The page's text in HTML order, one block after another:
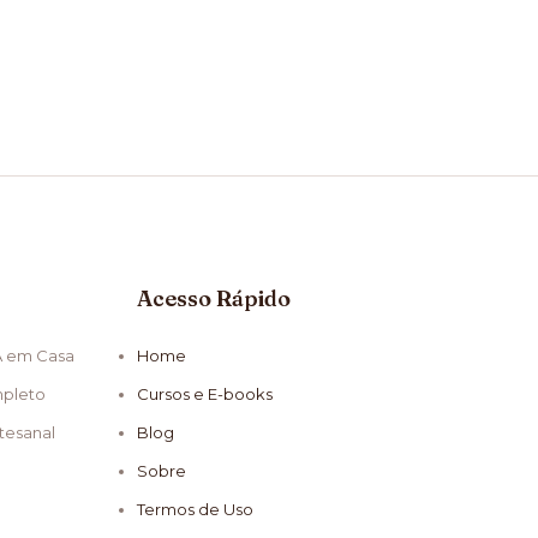
em Casa
Acesso Rápido
Home
Cursos e E-books
Blog
Sobre
Termos de Uso